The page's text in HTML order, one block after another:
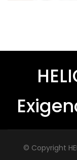
© Copyright